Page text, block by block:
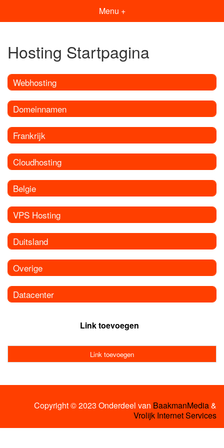
Menu +
Hosting Startpagina
Webhosting
Domeinnamen
Frankrijk
Cloudhosting
Belgie
VPS Hosting
Duitsland
Overige
Datacenter
Link toevoegen
Link toevoegen
Copyright © 2023 Onderdeel van BaakmanMedia&
Vrolijk Internet Services